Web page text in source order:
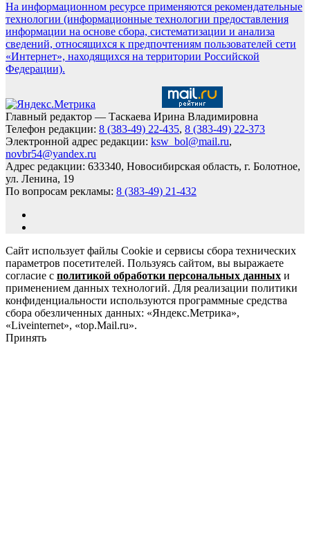
На информационном ресурсе применяются рекомендательные
технологии (информационные технологии предоставления
информации на основе сбора, систематизации и анализа
сведений, относящихся к предпочтениям пользователей сети
«Интернет», находящихся на территории Российской
Федерации).
Главный редактор — Таскаева Ирина Владимировна
Телефон редакции: 8 (383-49) 22-435, 8 (383-49) 22-373
Электронной адрес редакции: ksw_bol@mail.ru,
novbr54@yandex.ru
Адрес редакции: 633340, Новосибирская область, г. Болотное,
ул. Ленина, 19
По вопросам рекламы: 8 (383-49) 21-432
Сайт использует файлы Cookie и сервисы сбора технических
параметров посетителей. Пользуясь сайтом, вы выражаете
согласие с политикой обработки персональных данных и
применением данных технологий. Для реализации политики
конфиденциальности используются программные средства
сбора обезличенных данных: «Яндекс.Метрика»,
«Liveinternet», «top.Mail.ru».
Принять